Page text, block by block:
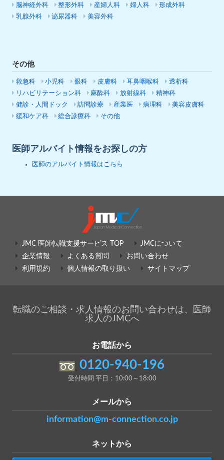
脳神経外科
整形外科 産婦人科 婦人科
形成外科
乳腺外科
泌尿器科 美容外科
その他
救急科 小児科 眼科 皮膚科 耳鼻咽喉科
透析科
リハビリテーション科
麻酔科 放射線科
精神科
健診・人間ドック
訪問診療 産業医 病理科
美容皮膚科
緩和ケア科
総合診療科 その他
医師アルバイト情報をお探しの方
医師のアルバイト情報はこちら
JMC 医師転職支援サービス TOP
JMCについて
企業情報
よくある質問
お問い合わせ
利用規約
個人情報の取り扱い サイトマップ
転職のご相談・求人情報のお問い合わせは、医師
求人のJMCへ
お電話から
0120-940-196
受付時間 平日：10:00～18:00
メールから
information@m-connection.co.jp
ネットから